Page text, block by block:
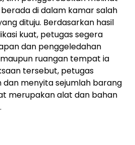
di dalam kamar salah
dituju. Berdasarkan hasil
kuat, petugas segera
dan penggeledahan
ruangan tempat ia
tersebut, petugas
menyita sejumlah barang
merupakan alat dan bahan